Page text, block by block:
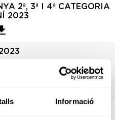
Informació
2ª, 3ª I 4ª CATEGORIA
2023
Verdes y Azules 2023